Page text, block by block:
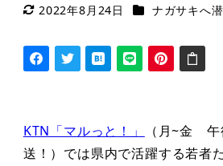
更新日
2022年8月24日 シリーズカテゴ
ナガサキへ潜
KTN「マルっと！」
（月~金
送！）では県内で活躍する若者